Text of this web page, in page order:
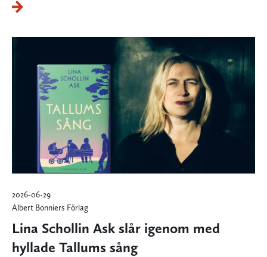
2026-06-29
Albert Bonniers Förlag
Lina Schollin Ask slår igenom med
hyllade Tallums sång